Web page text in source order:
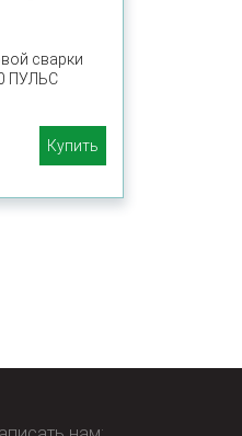
сварки
ПУЛЬС
Купить